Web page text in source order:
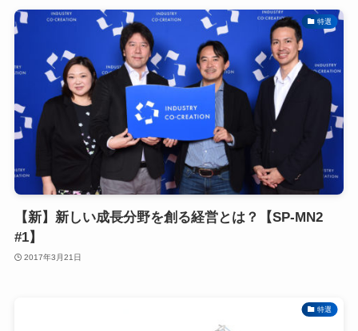
特選
【新】新しい成長分野を創る経営とは？【SP-MN2
#1】
2017年3月21日
特選